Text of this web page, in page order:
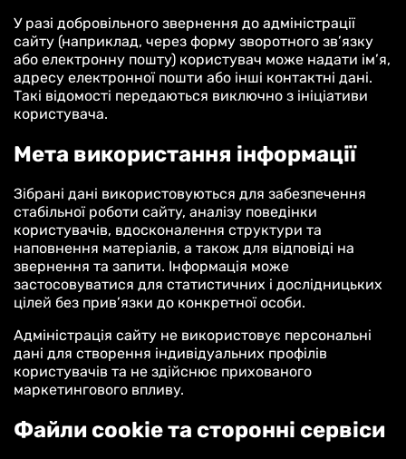
У разі добровільного звернення до адміністрації
сайту (наприклад, через форму зворотного зв’язку
або електронну пошту) користувач може надати ім’я,
адресу електронної пошти або інші контактні дані.
Такі відомості передаються виключно з ініціативи
користувача.
Мета використання інформації
Зібрані дані використовуються для забезпечення
стабільної роботи сайту, аналізу поведінки
користувачів, вдосконалення структури та
наповнення матеріалів, а також для відповіді на
звернення та запити. Інформація може
застосовуватися для статистичних і дослідницьких
цілей без прив’язки до конкретної особи.
Адміністрація сайту не використовує персональні
дані для створення індивідуальних профілів
користувачів та не здійснює прихованого
маркетингового впливу.
Файли cookie та сторонні сервіси